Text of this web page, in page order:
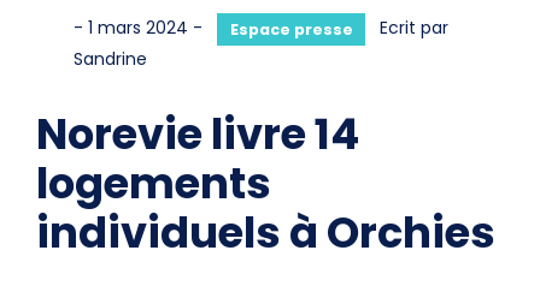
-1 mars 2024 - Category:
Espace presse
Ecrit par
Sandrine
Norevie livre 14
logements
individuels à Orchies